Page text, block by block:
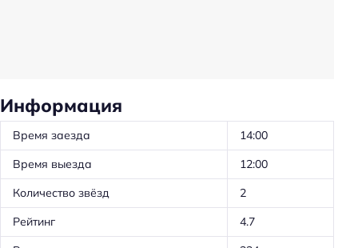
Трансфер: платный
Удобства в номерах
Кухня/кухонный уголок в номере
Чай/кофе в номерах
Номера для некурящих
Информация
Время заезда
14:00
Время выезда
12:00
Количество звёзд
2
Рейтинг
4.7